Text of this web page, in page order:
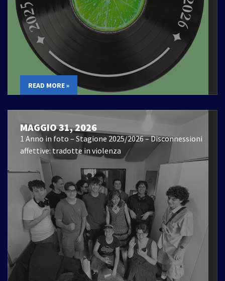
READ MORE »
MAGGIO 31, 2026
1 Anno in foto – Stagione 2025/2026 – Disconnessioni
affettive: tradotte in violenza